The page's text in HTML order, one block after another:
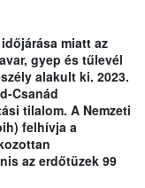
miatt az
gyep és tűlevél
alakult ki. 2023.
Csanád
tilalom. A Nemzeti
felhívja a
az erdőtüzek 99